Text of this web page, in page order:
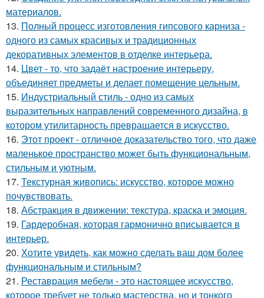
материалов.
13. Полный процесс изготовления гипсового карниза -
одного из самых красивых и традиционных
декоративных элементов в отделке интерьера.
14. Цвет - то, что задаёт настроение интерьеру,
объединяет предметы и делает помещение цельным.
15. Индустриальный стиль - одно из самых
выразительных направлений современного дизайна, в
котором утилитарность превращается в искусство.
16. Этот проект - отличное доказательство того, что даже
маленькое пространство может быть функциональным,
стильным и уютным.
17. Текстурная живопись: искусство, которое можно
почувствовать.
18. Абстракция в движении: текстура, краска и эмоция.
19. Гардеробная, которая гармонично вписывается в
интерьер.
20. Хотите увидеть, как можно сделать ваш дом более
функциональным и стильным?
21. Реставрация мебели - это настоящее искусство,
которое требует не только мастерства, но и тонкого